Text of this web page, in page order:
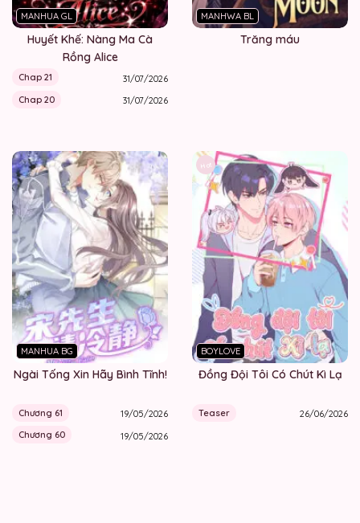
MANHUA GL
Huyết Khế: Nàng Ma Cà
Rồng Alice
Chap 21
31/07/2026
Chap 20
31/07/2026
MANHWA BL
Trăng máu
MANHUA BG
Ngài Tống Xin Hãy Bình Tĩnh!
Chương 61
19/05/2026
Chương 60
19/05/2026
Hot
BOYLOVE
Đồng Đội Tôi Có Chút Kì Lạ
Teaser 26/06/2026